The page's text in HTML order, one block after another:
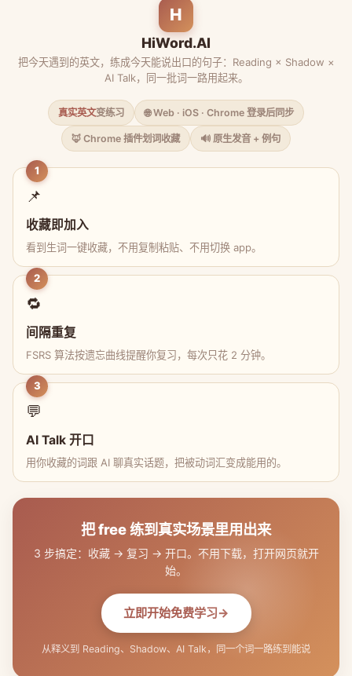
H
HiWord.AI
把今天遇到的英文，练成今天能说出口的句子：Reading × Shadow ×
AI Talk，同一批词一路用起来。
真实英文变练习 🌐 Web · iOS · Chrome 登录后同步
🦊 Chrome 插件划词收藏 🔊 原生发音 + 例句
1
📌
收藏即加入
看到生词一键收藏，不用复制粘贴、不用切换 app。
2
🔁
间隔重复
FSRS 算法按遗忘曲线提醒你复习，每次只花 2 分钟。
3
💬
AI Talk 开口
用你收藏的词跟 AI 聊真实话题，把被动词汇变成能用的。
把 free 练到真实场景里用出来
3 步搞定：收藏 → 复习 → 开口。不用下载，打开网页就开
始。
立即开始免费学习
从释义到 Reading、Shadow、AI Talk，同一个词一路练到能说